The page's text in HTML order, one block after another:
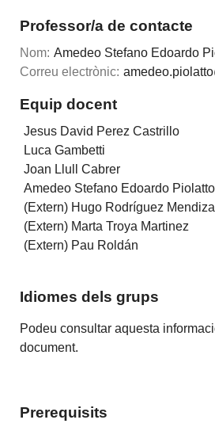
Professor/a de contacte
Nom: Amedeo Stefano Edoardo
Correu electrònic:
Equip docent
Jesus David Perez Castrillo
Luca Gambetti
Joan Llull Cabrer
Amedeo Stefano Edoardo Piolatto
(Extern) Hugo Rodríguez
(Extern) Marta Troya Martinez
(Extern) Pau Roldán
Idiomes dels grups
Podeu consultar aquesta
document.
Prerequisits